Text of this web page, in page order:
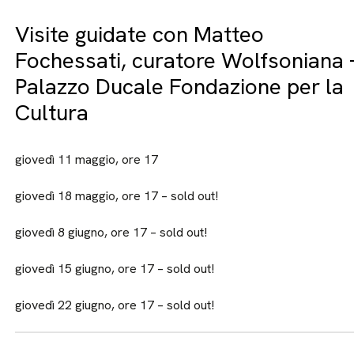
Visite guidate con Matteo
Fochessati, curatore Wolfsoniana
Palazzo Ducale Fondazione per la
Cultura
giovedì 11 maggio, ore 17
giovedì 18 maggio, ore 17 – sold out!
giovedì 8 giugno, ore 17 – sold out!
giovedì 15 giugno, ore 17 – sold out!
giovedì 22 giugno, ore 17 – sold out!